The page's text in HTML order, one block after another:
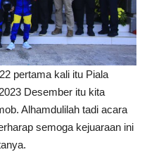
pertama kali itu Piala
Desember itu kita
Alhamdulilah tadi acara
semoga kejuaraan ini